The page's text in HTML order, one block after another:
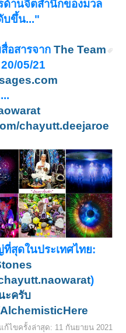
ด้านจิตสำนึกของมวล
บขึ้น..."
อสารจากThe Team
05/21
chayutt.deejaroe
สุดในประเทศไทย:
)
ะครับ
แก้ไขครั้งล่าสุด: 11 กันยายน 2021